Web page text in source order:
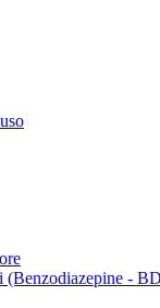
-